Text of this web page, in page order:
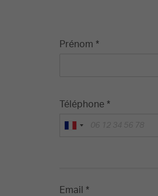
Prénom *
Téléphone *
Email *